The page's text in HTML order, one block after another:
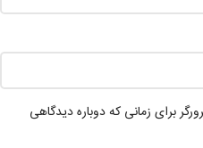
برای زمانی که دوباره دیدگاهی